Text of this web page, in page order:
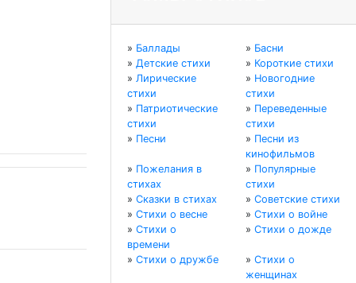
» Баллады » Басни
» Детские стихи » Короткие стихи
» Лирические
стихи
» Новогодние
стихи
» Патриотические
стихи
» Переведенные
стихи
» Песни » Песни из
кинофильмов
» Пожелания в
стихах
» Популярные
стихи
» Сказки в стихах » Советские стихи
» Стихи о весне » Стихи о войне
» Стихи о
времени
» Стихи о дожде
» Стихи о дружбе » Стихи о
женщинах